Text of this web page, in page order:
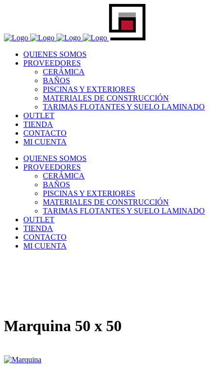
QUIENES SOMOS
PROVEEDORES
CERÁMICA
BAÑOS
PISCINAS Y EXTERIORES
MATERIALES DE CONSTRUCCIÓN
TARIMAS FLOTANTES Y SUELO LAMINADO
OUTLET
TIENDA
CONTACTO
MI CUENTA
QUIENES SOMOS
PROVEEDORES
CERÁMICA
BAÑOS
PISCINAS Y EXTERIORES
MATERIALES DE CONSTRUCCIÓN
TARIMAS FLOTANTES Y SUELO LAMINADO
OUTLET
TIENDA
CONTACTO
MI CUENTA
Marquina 50 x 50